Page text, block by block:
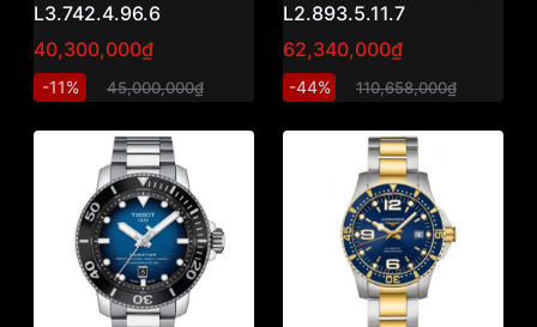
L3.742.4.96.6
40,300,000₫
-11% 45,000,000₫
L2.893.5.11.7
62,340,000₫
-44% 110,658,000₫